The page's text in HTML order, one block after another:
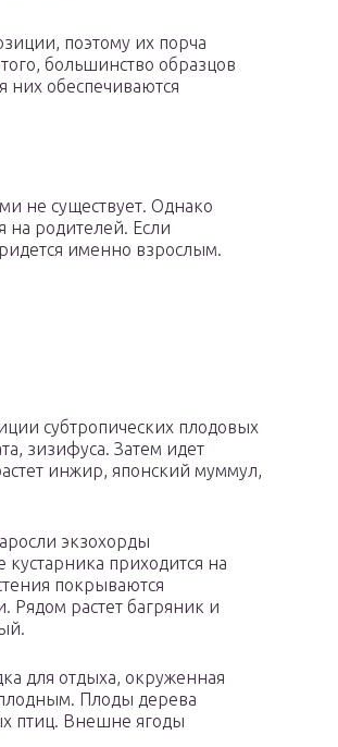
поэтому их порча
большинство образцов
них обеспечиваются
не существует. Однако
на родителей. Если
именно взрослым.
субтропических плодовых
зизифуса. Затем идет
инжир, японский муммул,
экзохорды
приходится на
покрываются
Рядом растет багряник и
для отдыха, окруженная
Плоды дерева
птиц. Внешне ягоды